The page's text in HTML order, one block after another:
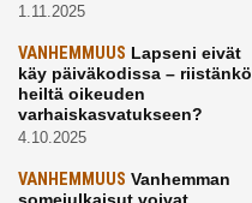
1.11.2025
VANHEMMUUS Lapseni eivät
käy päiväkodissa – riistänkö
heiltä oikeuden
varhaiskasvatukseen?
4.10.2025
VANHEMMUUS Vanhemman